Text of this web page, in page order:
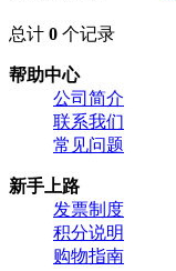
总计 0 个记录
帮助中心
公司简介
联系我们
常见问题
新手上路
发票制度
积分说明
购物指南